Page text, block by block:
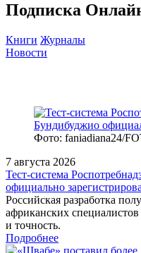
Подписка
Книги Журналы
Новости
Фото: faniadiana24/
7 августа 2026
Тест‑система
официально
Российская разработка
африканских специалистов
и точность.
Подробнее